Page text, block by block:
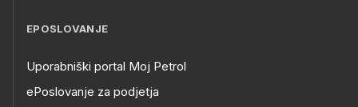
EPOSLOVANJE
Uporabniški portal Moj Petrol
ePoslovanje za podjetja